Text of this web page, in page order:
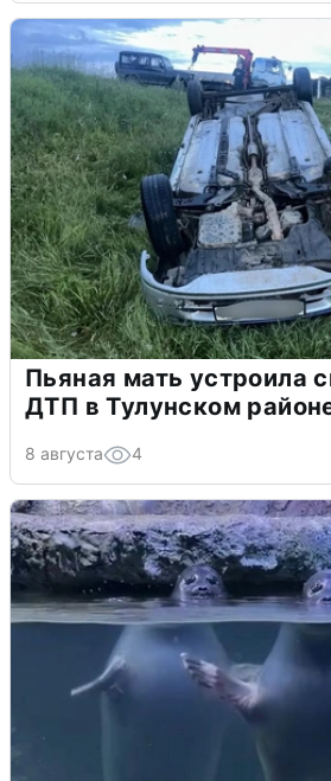
Пьяная мать устроила
ДТП в Тулунском
8 августа 4